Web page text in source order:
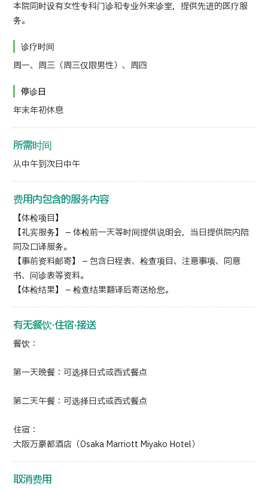
本院同时设有女性专科门诊和专业外来诊室，提供先进的医疗服
务。
诊疗时间
周一、周三（周三仅限男性）、周四
停诊日
年末年初休息
所需时间
从中午到次日中午
费用内包含的服务内容
【体检项目】
【礼宾服务】 – 体检前一天等时间提供说明会，当日提供院内陪
同及口译服务。
【事前资料邮寄】 – 包含日程表、检查项目、注意事项、同意
书、问诊表等资料。
【体检结果】 – 检查结果翻译后寄送给您。
有无餐饮·住宿·接送
餐饮：
第一天晚餐：可选择日式或西式餐点
第二天午餐：可选择日式或西式餐点
住宿：
大阪万豪都酒店（Osaka Marriott Miyako Hotel）
取消费用